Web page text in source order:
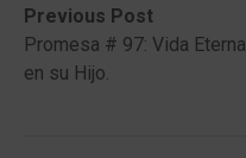
Post
navigation
Previous Post
Previous
post:Promesa # 97: Vida Eterna
en su Hijo.
Next
post: